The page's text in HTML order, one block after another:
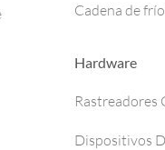
Cadena de frío
Hardware
Rastreadores
Dispositivos